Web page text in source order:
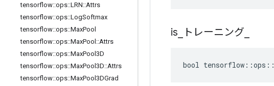
tensorflow::ops::LRN::Attrs
tensorflow::ops::LogSoftmax
tensorflow::ops::MaxPool
tensorflow::ops::MaxPool ::Attrs
tensorflow::ops::MaxPool3D
tensorflow::ops::MaxPool3D::Attrs
tensorflow::ops::MaxPool3DGrad
is トレーニング
bool